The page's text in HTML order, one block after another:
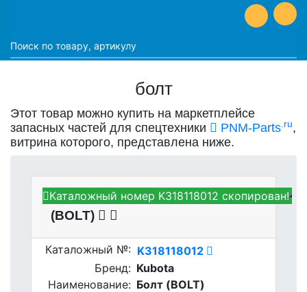
болт
Этот товар можно купить на маркетплейсе
запасных частей для спецтехники
PNM-Parts.ru,
витрина которого, представлена ниже.
Kubota K318118012 - Болт
(BOLT)
Каталожный №: K318118012
Бренд: Kubota
Наименование: Болт (BOLT)
Каталожный номер K318118012 скопирован!